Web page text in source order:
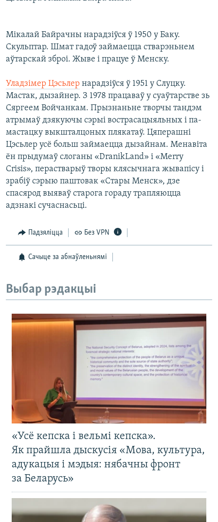
Мікалай Байрачны нарадзіўся ў 1950 у Баку.
Скульптар. Шмат гадоў займаецца стварэньнем
аўтарскай зброі. Жыве і працуе ў Менску.
Уладзімер Цэсьлер нарадзіўся ў 1951 у Слуцку.
Мастак, дызайнер. З 1978 працаваў у суаўтарстве зь
Сяргеем Войчанкам. Прызнаньне творчы тандэм
атрымаў дзякуючы сэрыі вострасацыяльных і па-
мастацку выкшталцоных плякатаў. Цяперашні
Цэсьлер усё больш займаецца дызайнам. Менавіта
ён прыдумаў слоганы «DranikLand» і «Merry
Crisis», перастварыў творы клясычнага жывапісу і
зрабіў сэрыю паштовак «Стары Менск», дзе
спасярод выяваў старога гораду трапляюцца
адзнакі сучаснасьці.
Падзяліцца Без VPN
Сачыце за абнаўленьнямі
Выбар рэдакцыі
«Усё кепска і вельмі кепска».
Як прайшла дыскусія «Мова, культура,
адукацыя і мэдыя: нябачны фронт
за Беларусь»